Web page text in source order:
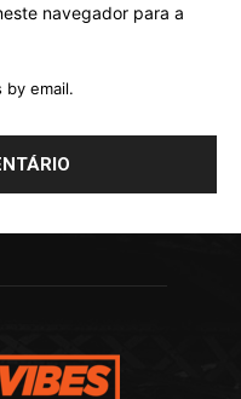
navegador para a
email.